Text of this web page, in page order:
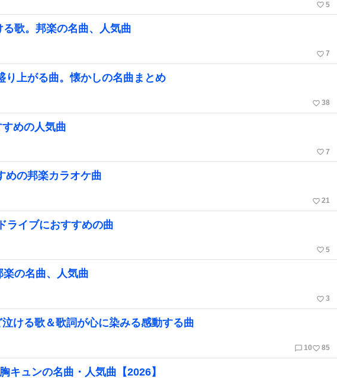
favorite_border 5
歌。邦楽の名曲、人気曲
favorite_border 7
り上がる曲。懐かしの名曲まとめ
favorite_border 38
めの人気曲
favorite_border 7
めの邦楽カラオケ曲
favorite_border 21
ライブにおすすめの曲
favorite_border 5
の名曲、人気曲
favorite_border 3
泣ける歌＆歌詞が心に染みる感動する曲
chat_bubble_outline 10favorite_border 85
キュンの名曲・人気曲【2026】